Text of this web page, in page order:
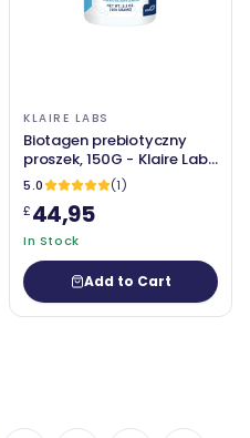
KLAIRE LABS
Biotagen prebiotyczny
proszek, 150G - Klaire Labs
(SFI Health)
5.0
(1)
£44,95
In Stock
Add to Cart